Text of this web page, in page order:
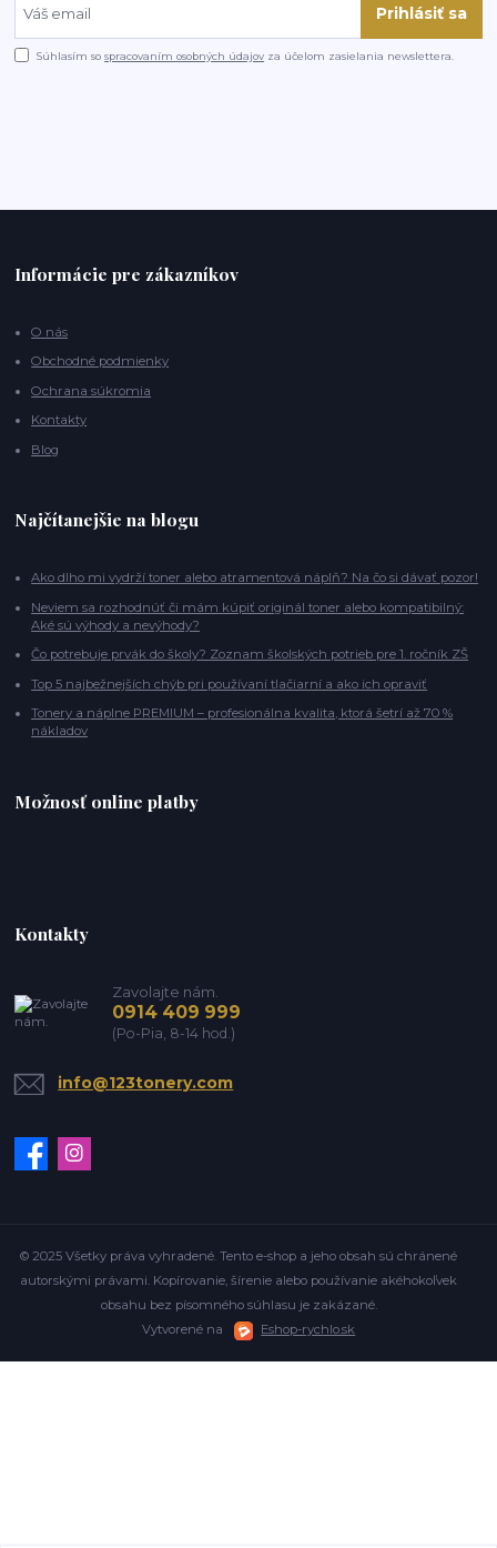
Prihlásiť sa
Súhlasím sospracovaním osobných údajov za účelom zasielania newslettera.
Informácie pre zákazníkov
O nás
Obchodné podmienky
Ochrana súkromia
Kontakty
Blog
Najčítanejšie na blogu
Ako dlho mi vydrží toner alebo atramentová náplň? Na čo si dávať pozor!
Neviem sa rozhodnúť či mám kúpiť originál toner alebo kompatibilný:
Aké sú výhody a nevýhody?
Čo potrebuje prvák do školy? Zoznam školských potrieb pre 1. ročník ZŠ
Top 5 najbežnejších chýb pri používaní tlačiarní a ako ich opraviť
Tonery a náplne PREMIUM – profesionálna kvalita, ktorá šetrí až 70 %
nákladov
Možnosť online platby
Kontakty
Zavolajte nám.
0914 409 999
(Po-Pia, 8-14 hod.)
info@123tonery.com
© 2025 Všetky práva vyhradené. Tento e-shop a jeho obsah sú chránené
autorskými právami. Kopírovanie, šírenie alebo používanie akéhokoľvek
obsahu bez písomného súhlasu je zakázané.
Vytvorené na
Eshop-rychlo.sk